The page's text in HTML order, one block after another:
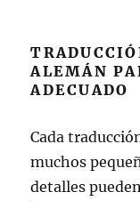
ALEMÁN
ADECUADO
Cada
muchos
detalles